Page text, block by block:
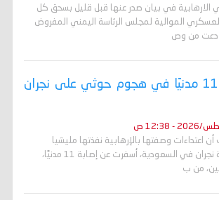
الارهابية في بيان صدر عنها قبل قليل بسحق كل
الموالية لمجلس الرئاسة اليمني المفروض
من وص
عاجل / إصابة 11 مدنيًا في هجوم حوثي على نجران
أن اعتداءات وصفتها بالإرهابية نفذتها مليشيا
الحوثي على منطقة نجران في السعودية، أسفرت عن إصابة 11 مدنيًا،
من ب